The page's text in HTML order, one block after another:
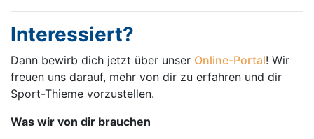
Interessiert?
Dann bewirb dich jetzt über unser Online-Portal! Wir
freuen uns darauf, mehr von dir zu erfahren und dir
Sport-Thieme vorzustellen.
Was wir von dir brauchen